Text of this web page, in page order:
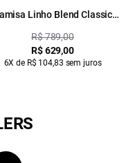
Linho Blend Classic
R$ 789,00
R$ 629,00
6X de R$ 104,83 sem juros